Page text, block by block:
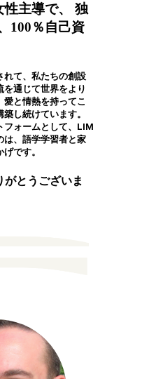
性主導で、 独
100％自己資
れて、私たちの創設
通じて世界をより
愛と情熱を持ってこ
し続けています。
フォームとして、LIM
、語学学習者と家
です。
がとうございま